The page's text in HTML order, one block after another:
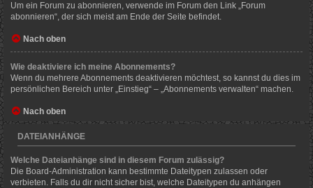
Um ein Forum zu abonnieren, verwende im Forum den Link „Forum
abonnieren“, der sich meist am Ende der Seite befindet.
Nach oben
Wie deaktiviere ich meine Abonnements?
Wenn du mehrere Abonnements deaktivieren möchtest, so kannst du dies im
persönlichen Bereich unter „Einstieg“ – „Abonnements verwalten“ machen.
Nach oben
DATEIANHÄNGE
Welche Dateianhänge sind in diesem Forum zulässig?
Die Board-Administration kann bestimmte Dateitypen zulassen oder
verbieten. Falls du dir nicht sicher bist, welche Dateitypen du anhängen